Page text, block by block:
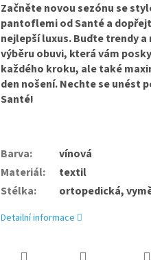
Začněte novou sezónu se
pantoflemi od Santé a
nejlepší luxus. Buďte trendy
výběru obuvi, která vám
každého kroku, ale také
den nošení. Nechte se unést
Santé!
Barva:
vínová
Materiál:
textil
Stélka: ortopedická,
Detailní informace